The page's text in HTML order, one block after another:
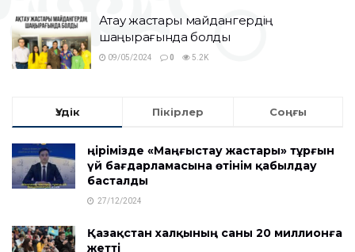
Ақтау жастары майдангердің
шаңырағында болды
09/05/2024 0 5.2K
Үздік Пікірлер Соңғы
Өңірімізде «Маңғыстау жастары» тұрғын
үй бағдарламасына өтінім қабылдау
басталды
27/12/2024
Қазақстан халқының саны 20 миллионға
жетті